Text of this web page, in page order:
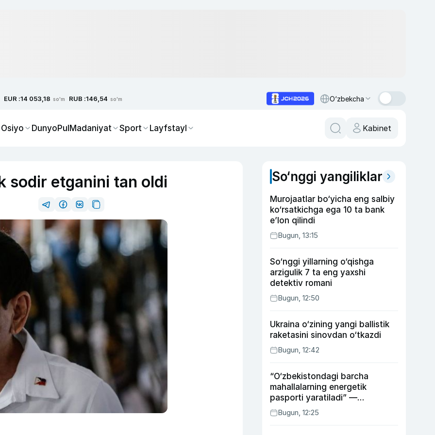
EUR :14 053,18 so'm RUB :146,54 so'm O‘zbekcha
DunyoPulMadaniyat Sport Layfstayl Kabinet
sodir etganini tan oldi So‘nggi yangiliklar
Murojaatlar bo‘yicha eng salbiy
ko‘rsatkichga ega 10 ta bank
e’lon qilindi
Bugun, 13:15
So‘nggi yillarning o‘qishga
arzigulik 7 ta eng yaxshi
detektiv romani
Bugun, 12:50
Ukraina o‘zining yangi ballistik
raketasini sinovdan o‘tkazdi
Bugun, 12:42
“O‘zbekistondagi barcha
mahallalarning energetik
pasporti yaratiladi” —
energetika vaziri
Bugun, 12:25